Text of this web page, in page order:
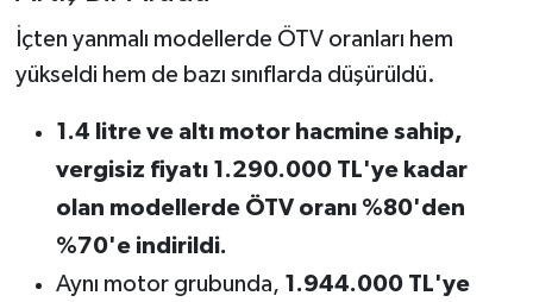
İçten yanmalı modellerde ÖTV oranları hem
yükseldi hem de bazı sınıflarda düşürüldü.
1.4 litre ve altı motor hacmine sahip,
vergisiz fiyatı 1.290.000 TL'ye kadar
olan modellerde ÖTV oranı %80'den
%70'e indirildi.
Aynı motor grubunda, 1.944.000 TL'ye